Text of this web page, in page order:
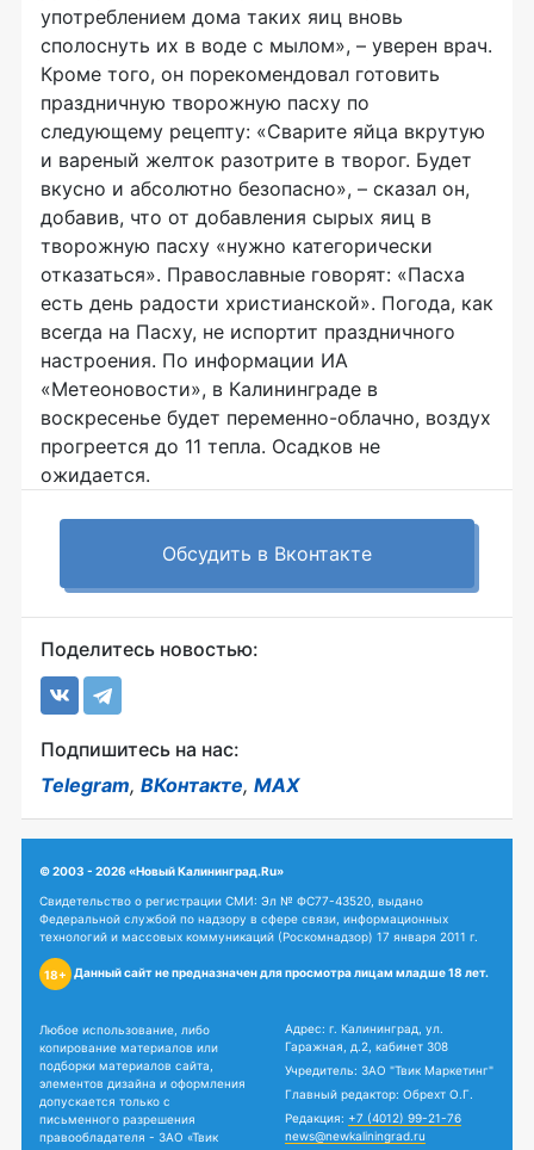
употреблением дома таких яиц вновь
сполоснуть их в воде с мылом», – уверен врач.
Кроме того, он порекомендовал готовить
праздничную творожную пасху по
следующему рецепту: «Сварите яйца вкрутую
и вареный желток разотрите в творог. Будет
вкусно и абсолютно безопасно», – сказал он,
добавив, что от добавления сырых яиц в
творожную пасху «нужно категорически
отказаться». Православные говорят: «Пасха
есть день радости христианской». Погода, как
всегда на Пасху, не испортит праздничного
настроения. По информации ИА
«Метеоновости», в Калининграде в
воскресенье будет переменно-облачно, воздух
прогреется до 11 тепла. Осадков не
ожидается.
Обсудить в Вконтакте
Поделитесь новостью:
Подпишитесь на нас:
Telegram, ВКонтакте, MAX
© 2003 - 2026 «Новый Калининград.Ru»
Свидетельство о регистрации СМИ: Эл № ФС77-43520, выдано
Федеральной службой по надзору в сфере связи, информационных
технологий и массовых коммуникаций (Роскомнадзор) 17 января 2011 г.
18+ Данный сайт не предназначен для просмотра лицам младше 18 лет.
Любое использование, либо
копирование материалов или
подборки материалов сайта,
элементов дизайна и оформления
допускается только с
письменного разрешения
правообладателя - ЗАО «Твик
Адрес: г. Калининград, ул.
Гаражная, д.2, кабинет 308
Учредитель: ЗАО "Твик Маркетинг"
Главный редактор: Обрехт О.Г.
Редакция: +7 (4012) 99-21-76
news@newkaliningrad.ru